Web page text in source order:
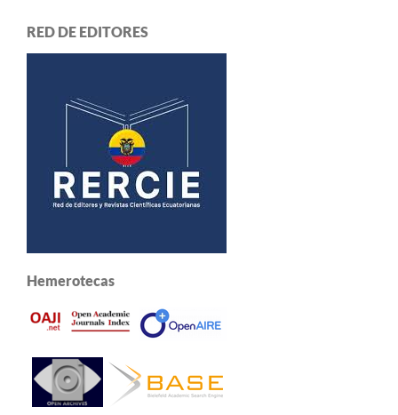
RED DE EDITORES
Hemerotecas